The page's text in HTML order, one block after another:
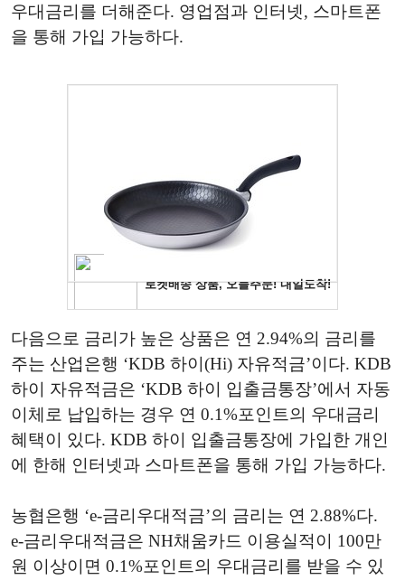
우대금리를 더해준다. 영업점과 인터넷, 스마트폰
을 통해 가입 가능하다.
다음으로 금리가 높은 상품은 연 2.94%의 금리를
주는 산업은행 ‘KDB 하이(Hi) 자유적금’이다. KDB
하이 자유적금은 ‘KDB 하이 입출금통장’에서 자동
이체로 납입하는 경우 연 0.1%포인트의 우대금리
혜택이 있다. KDB 하이 입출금통장에 가입한 개인
에 한해 인터넷과 스마트폰을 통해 가입 가능하다.
농협은행 ‘e-금리우대적금’의 금리는 연 2.88%다.
e-금리우대적금은 NH채움카드 이용실적이 100만
원 이상이면 0.1%포인트의 우대금리를 받을 수 있